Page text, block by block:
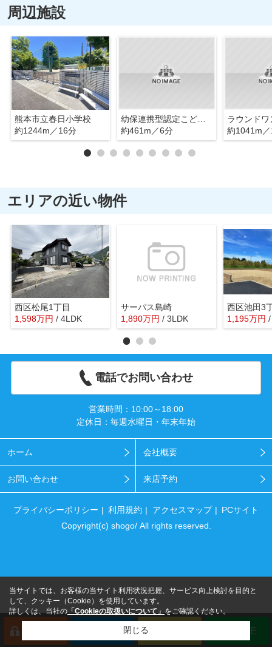
周辺施設
熊本市立春日小学校
約1244m／16分
幼保連携型認定こども園誠櫻幼愛園
約461m／6分
約1041m
エリアの近い物件
西区松尾1丁目
1,598万円 / 4LDK
サーパス島崎
1,890万円 / 3LDK
西区池田3
1,195万円
電話でお問い合わせ
営業時間：10:00～18:00
定休日：毎週水曜日・年末年始
ホーム 会社概要
お問い合わせ 来店予約
プライバシーポリシー 利用規約 アクセスマップ
PCサイト
Copyright(c) shogo/ All rights reserved.
来店予約 LINE
当サイトでは、お客様の当サイト利用状況把握、サービス向上検討を目的と
して、クッキー（Cookie）を使用しています。
詳しくは、当社の「Cookieの取扱いについて」をご確認ください。
閉じる